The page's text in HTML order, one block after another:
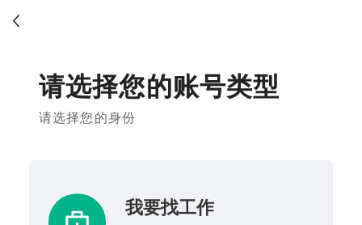
请选择您的账号类型
请选择您的身份
我要找工作